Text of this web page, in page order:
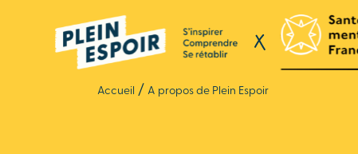
Accueil / A propos de Plein Espoir